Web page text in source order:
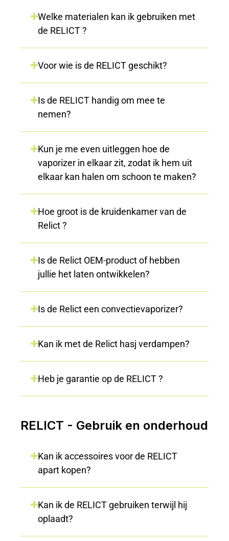
Welke materialen kan ik gebruiken met
de RELICT ?
Voor wie is de RELICT geschikt?
Is de RELICT handig om mee te
nemen?
Kun je me even uitleggen hoe de
vaporizer in elkaar zit, zodat ik hem uit
elkaar kan halen om schoon te maken?
Hoe groot is de kruidenkamer van de
Relict ?
Is de Relict OEM-product of hebben
jullie het laten ontwikkelen?
Is de Relict een convectievaporizer?
Kan ik met de Relict hasj verdampen?
Heb je garantie op de RELICT ?
RELICT - Gebruik en onderhoud
Kan ik accessoires voor de RELICT
apart kopen?
Kan ik de RELICT gebruiken terwijl hij
oplaadt?